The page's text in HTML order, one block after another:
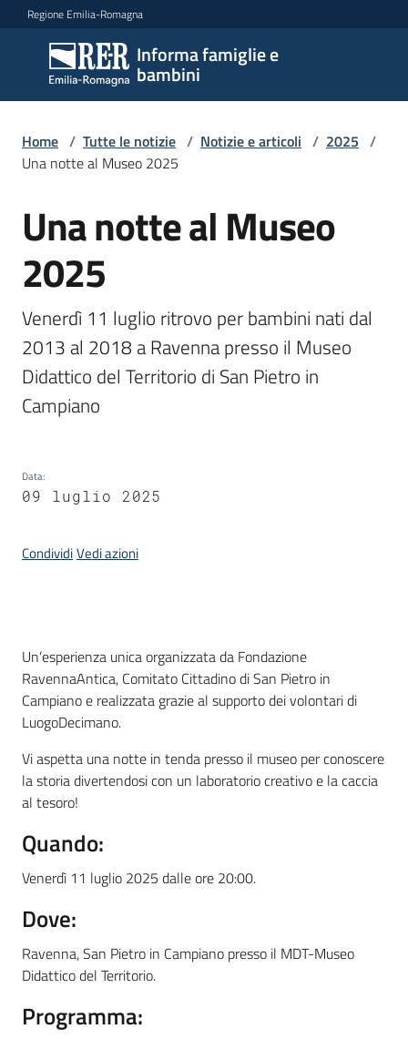
Vai al contenuto
Vai alla navigazione
Vai al footer
Regione Emilia-Romagna
Informa famiglie e
bambini
Informa
famiglie
e
bambini
Argomenti
Servizi
Centri
per
le
famiglie
Informazioni
locali
Home / Tutte le notizie / Notizie e articoli / 2025 /
Una notte al Museo 2025
Salta al contenuto
Una notte al Museo
2025
Venerdì 11 luglio ritrovo per bambini nati dal
2013 al 2018 a Ravenna presso il Museo
Didattico del Territorio di San Pietro in
Campiano
Data:
09 luglio 2025
CondividiVedi azioni
Introduzione
Un’esperienza unica organizzata da Fondazione
RavennaAntica, Comitato Cittadino di San Pietro in
Campiano e realizzata grazie al supporto dei volontari di
LuogoDecimano.
Vi aspetta una notte in tenda presso il museo per conoscere
la storia divertendosi con un laboratorio creativo e la caccia
al tesoro!
Quando:
Venerdì 11 luglio 2025 dalle ore 20:00.
Dove:
Ravenna, San Pietro in Campiano presso il MDT-Museo
Didattico del Territorio.
Programma: